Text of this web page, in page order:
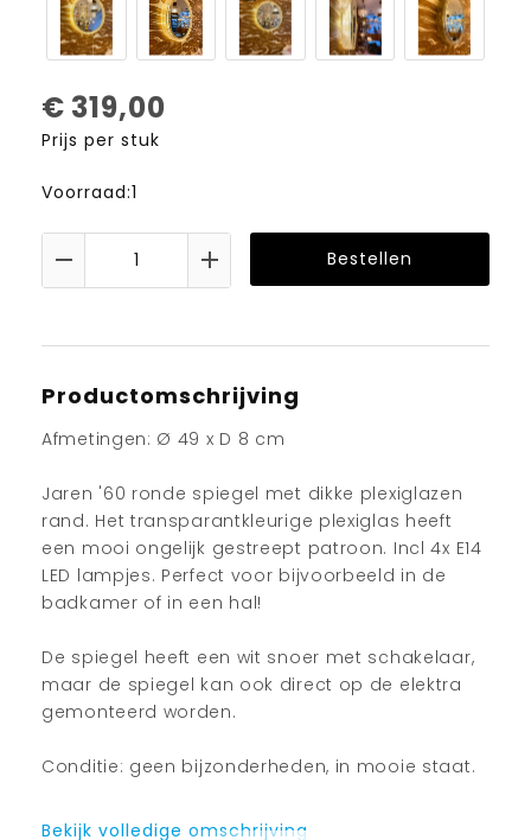
€ 319,00
Prijs per stuk
Voorraad:1
Bestellen
Productomschrijving
Afmetingen: Ø 49 x D 8 cm
Jaren '60 ronde spiegel met dikke plexiglazen
rand. Het transparantkleurige plexiglas heeft
een mooi ongelijk gestreept patroon. Incl 4x E14
LED lampjes. Perfect voor bijvoorbeeld in de
badkamer of in een hal!
De spiegel heeft een wit snoer met schakelaar,
maar de spiegel kan ook direct op de elektra
gemonteerd worden.
Conditie: geen bijzonderheden, in mooie staat.
Bekijk volledige omschrijving